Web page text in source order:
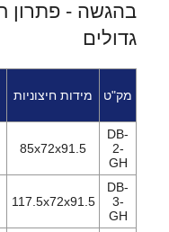
בהגשה - פתרון
גדולים
מק"ט מידות חיצוניות
DB-
2-
GH
85x72x91.5
DB-
3-
GH
117.5x72x91.5